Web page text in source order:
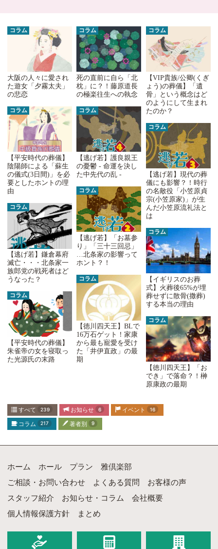
コラム
大阪の人々に愛され
た遊女「夕霧太夫」
の悲恋
コラム
死の直前に自ら「北
枕」に？！藤原道長
の極楽往生への執念
コラム
【VIP貴族/公卿(くぎ
ょう)の葬儀】「遺
骨」という概念はど
のようにして生まれ
たのか？
コラム
【平安時代の葬儀】
陰陽師による「蘇生
の儀式(3日間)」を必
要としたホントの理
由
コラム
【逃げ若】護良親王
の憂鬱 - 命運を決し
た中先代の乱 -
コラム
【逃げ若】現代の葬
儀にも影響？！時行
の名敵役「小笠原貞
宗(小笠原家)」が生
んだ小笠原流礼法と
は
コラム
【逃げ若】「お墓参
り」「三十三回忌」
…北条家の影響って
ホント？！
コラム
【逃げ若】鎌倉幕府
滅亡・・・北条家一
族郎党の戦死者はど
うなった？
コラム
【イギリスのお葬
式】火葬後65%が埋
葬せずに散骨(撒葬)
する本当の理由
コラム
【徳川四天王】BLで
16万石ゲット！家康
から最も寵愛を受け
た「井伊直政」の最
期
コラム
【平安時代の葬儀】
朱雀帝の女を寝取っ
た光源氏の末路
コラム
【徳川四天王】「お
でき」で落命？！榊
原康政の最期
すべて 239 お知らせ 6 イベント 16
コラム 217 著者別 9
ホーム ホール プラン
雅倶楽部
ご相談・お問い合わせ
よくある質問
お客様の声
スタッフ紹介
お知らせ・コラム
会社概要
個人情報保護方針
まとめ